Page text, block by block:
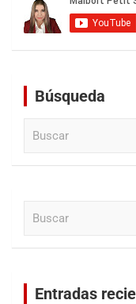
Búsqueda
Entradas